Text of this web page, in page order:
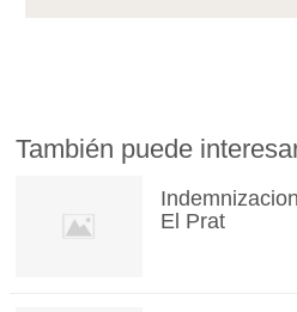
También puede
El Prat